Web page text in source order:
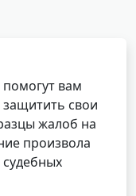
вам
свои
жалоб на
произвола